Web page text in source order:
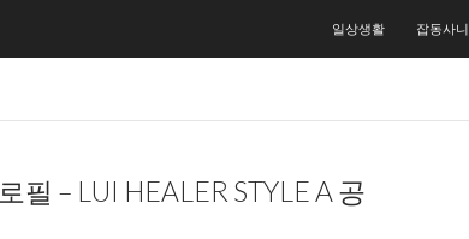
일상생활
잡동사니
– LUI HEALER STYLE A 공